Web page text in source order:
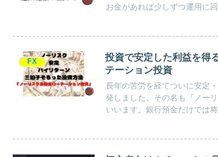
お金があれば少しずつ運用に
FX
投資で安定した利益を得
テーション投資
長年の苦労を経てついに安定
発しました。その名も『ノー
いいます。銀行預金だけでは